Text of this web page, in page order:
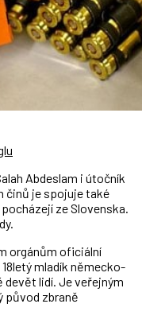
Abdeslam i útočník
činů je spojuje také
ze Slovenska.
orgánům oficiální
mladík německo-
lidí. Je veřejným
původ zbraně